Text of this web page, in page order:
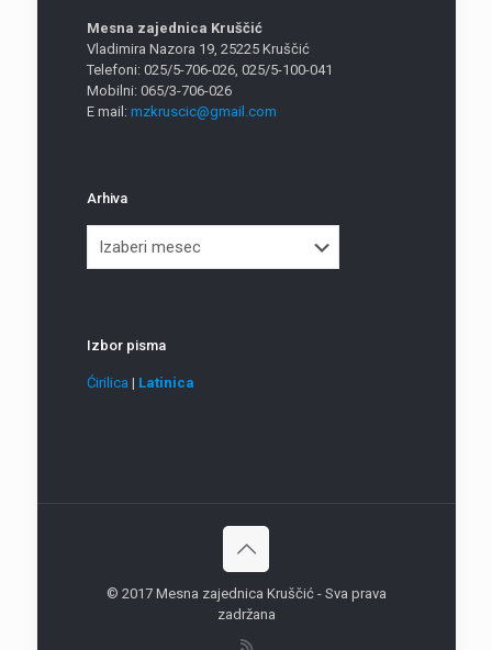
Mesna zajednica Kruščić
Vladimira Nazora 19, 25225 Kruščić
Telefoni: 025/5-706-026, 025/5-100-041
Mobilni: 065/3-706-026
E mail: mzkruscic@gmail.com
Arhiva
Izbor pisma
Ćirilica | Latinica
© 2017 Mesna zajednica Kruščić - Sva prava
zadržana